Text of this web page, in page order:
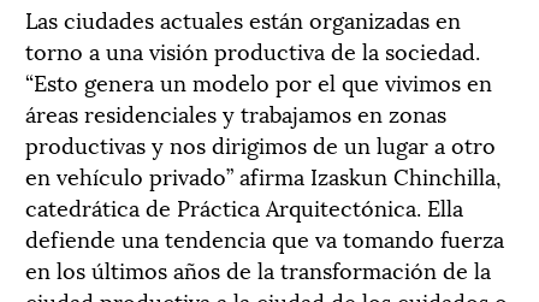
Las ciudades actuales están organizadas en
torno a una visión productiva de la sociedad.
“Esto genera un modelo por el que vivimos en
áreas residenciales y trabajamos en zonas
productivas y nos dirigimos de un lugar a otro
en vehículo privado” afirma Izaskun Chinchilla,
catedrática de Práctica Arquitectónica. Ella
defiende una tendencia que va tomando fuerza
en los últimos años de la transformación de la